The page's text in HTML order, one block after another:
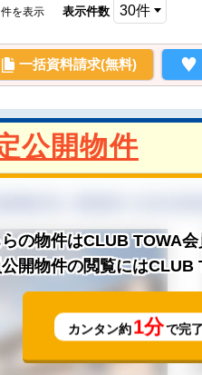
件を表示 表示件数
一括資料請求(無料)
公開物件
の物件はCLUB TOWA会
開物件の閲覧にはCLUB
カンタン約1分で完